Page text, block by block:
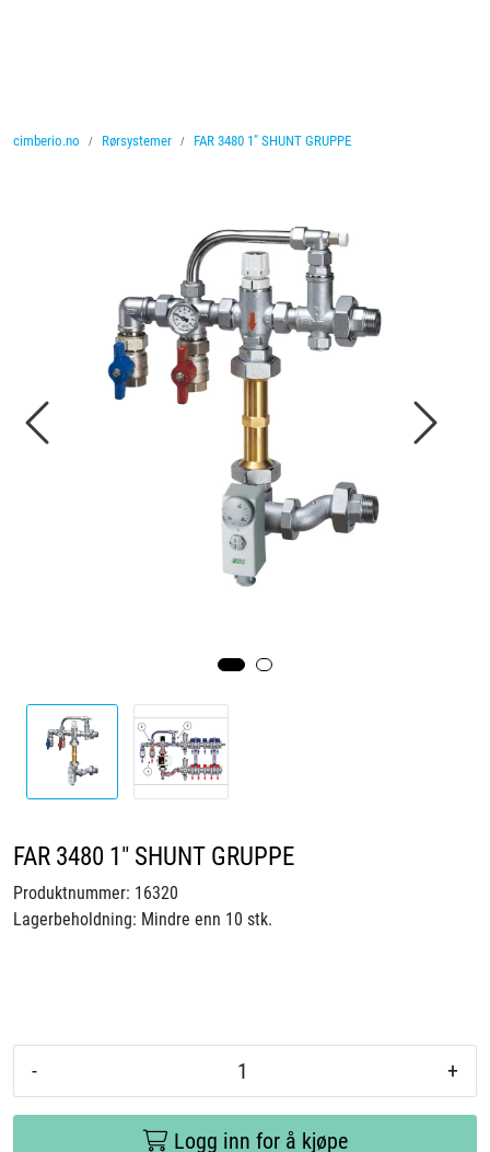
cimberio.no Rørsystemer FAR 3480 1" SHUNT GRUPPE
FAR 3480 1" SHUNT GRUPPE
Produktnummer: 16320
Lagerbeholdning: Mindre enn 10 stk.
- +
Logg inn for å kjøpe
Vannbehandling
Knolval
Blogg
Salgsbetingelser